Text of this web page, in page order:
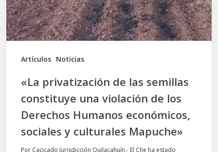
Artículos Noticias
una
violación
de
Humanos
económicos,
sociales
«La privatización de las semillas
constituye una violación de los
Derechos Humanos económicos,
sociales y culturales Mapuche»
Por Cacicado Jurisdicción Quilacahuín.- El Che ha estado